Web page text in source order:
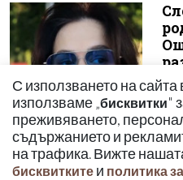
С използването на
използваме „бисквитки"
преживяването,
съдържанието и
на трафика. Вижте
бисквитките и политика